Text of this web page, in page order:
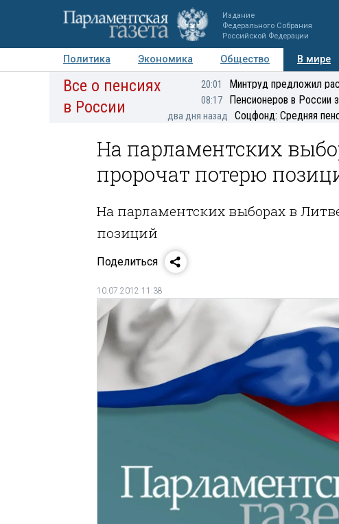
Издание
Федерального Собрания
Российской Федерации
Политика Экономика Общество В мире
Авторы Персоны Мнения Регионы
Все о пенсиях
в России
20:01 Минтруд предложил
08:17 Пенсионеров в России
два дня назад Соцфонд: Средняя
На парламентских
пророчат потерю
На парламентских выборах в
позиций
Поделиться
10.07.2012 11:38